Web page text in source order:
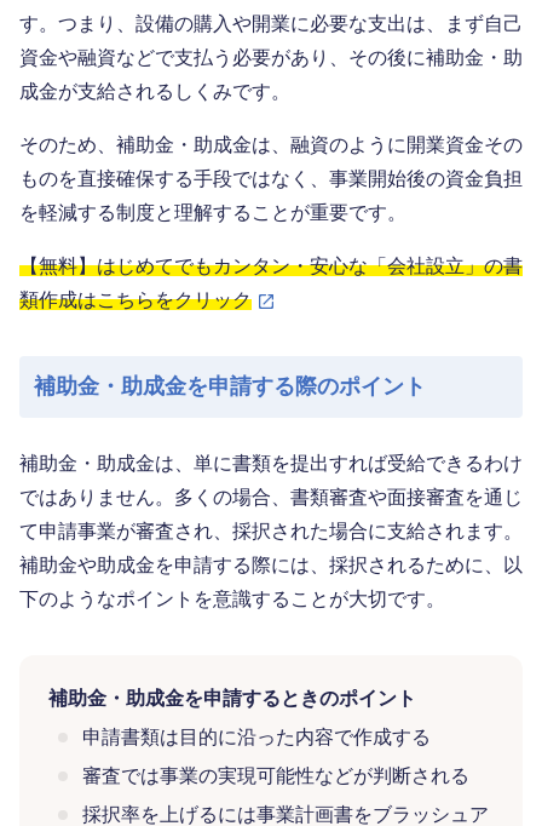
す。つまり、設備の購入や開業に必要な支出は、まず自己
資金や融資などで支払う必要があり、その後に補助金・助
成金が支給されるしくみです。
そのため、補助金・助成金は、融資のように開業資金その
ものを直接確保する手段ではなく、事業開始後の資金負担
を軽減する制度と理解することが重要です。
【無料】はじめてでもカンタン・安心な「会社設立」の書
類作成はこちらをクリック
補助金・助成金を申請する際のポイント
補助金・助成金は、単に書類を提出すれば受給できるわけ
ではありません。多くの場合、書類審査や面接審査を通じ
て申請事業が審査され、採択された場合に支給されます。
補助金や助成金を申請する際には、採択されるために、以
下のようなポイントを意識することが大切です。
補助金・助成金を申請するときのポイント
申請書類は目的に沿った内容で作成する
審査では事業の実現可能性などが判断される
採択率を上げるには事業計画書をブラッシュア